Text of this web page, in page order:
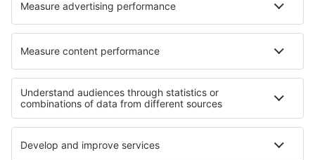
Cele mai bune locuri de cazare - regiuni
Cazare in Lanzarote Cazare in Ibiza
Cazare in Țara Bascilor Cazare în Sierra Nevada
Cazare in Formentera Cazare in Al Wadi al Jadid